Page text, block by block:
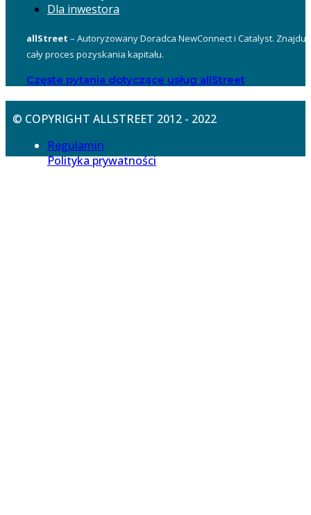
Dla inwestora
allStreet – Autoryzowany Doradca NewConnect i Catalyst.
cały proces pozyskania kapitału.
Częste pytania dotyczące usług allStreet
© COPYRIGHT ALLSTREET 2012 - 2022
Regulamin
Polityka prywatności